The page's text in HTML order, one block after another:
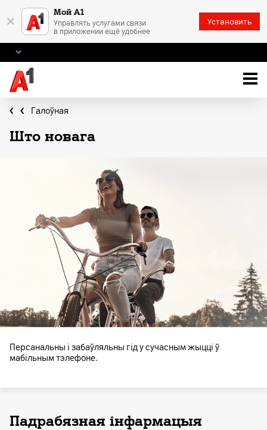
× Мой А1
Управлять услугами связи
в приложении ещё удобнее
Установить
Галоўная
Што новага
Персанальны і забаўляльны гід у сучасным жыцці ў
мабільным тэлефоне.
Падрабязная інфармацыя